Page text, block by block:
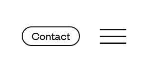
Contact Sluit menu